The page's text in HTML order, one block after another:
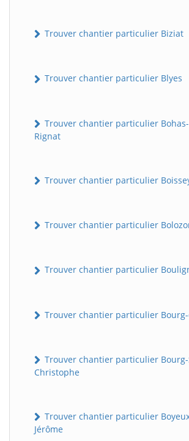
Trouver chantier particulier Biziat
Trouver chantier particulier Blyes
Trouver chantier particulier
Rignat
Trouver chantier particulier
Trouver chantier particulier
Trouver chantier particulier
Trouver chantier particulier
Trouver chantier particulier
Christophe
Trouver chantier particulier
Jérôme